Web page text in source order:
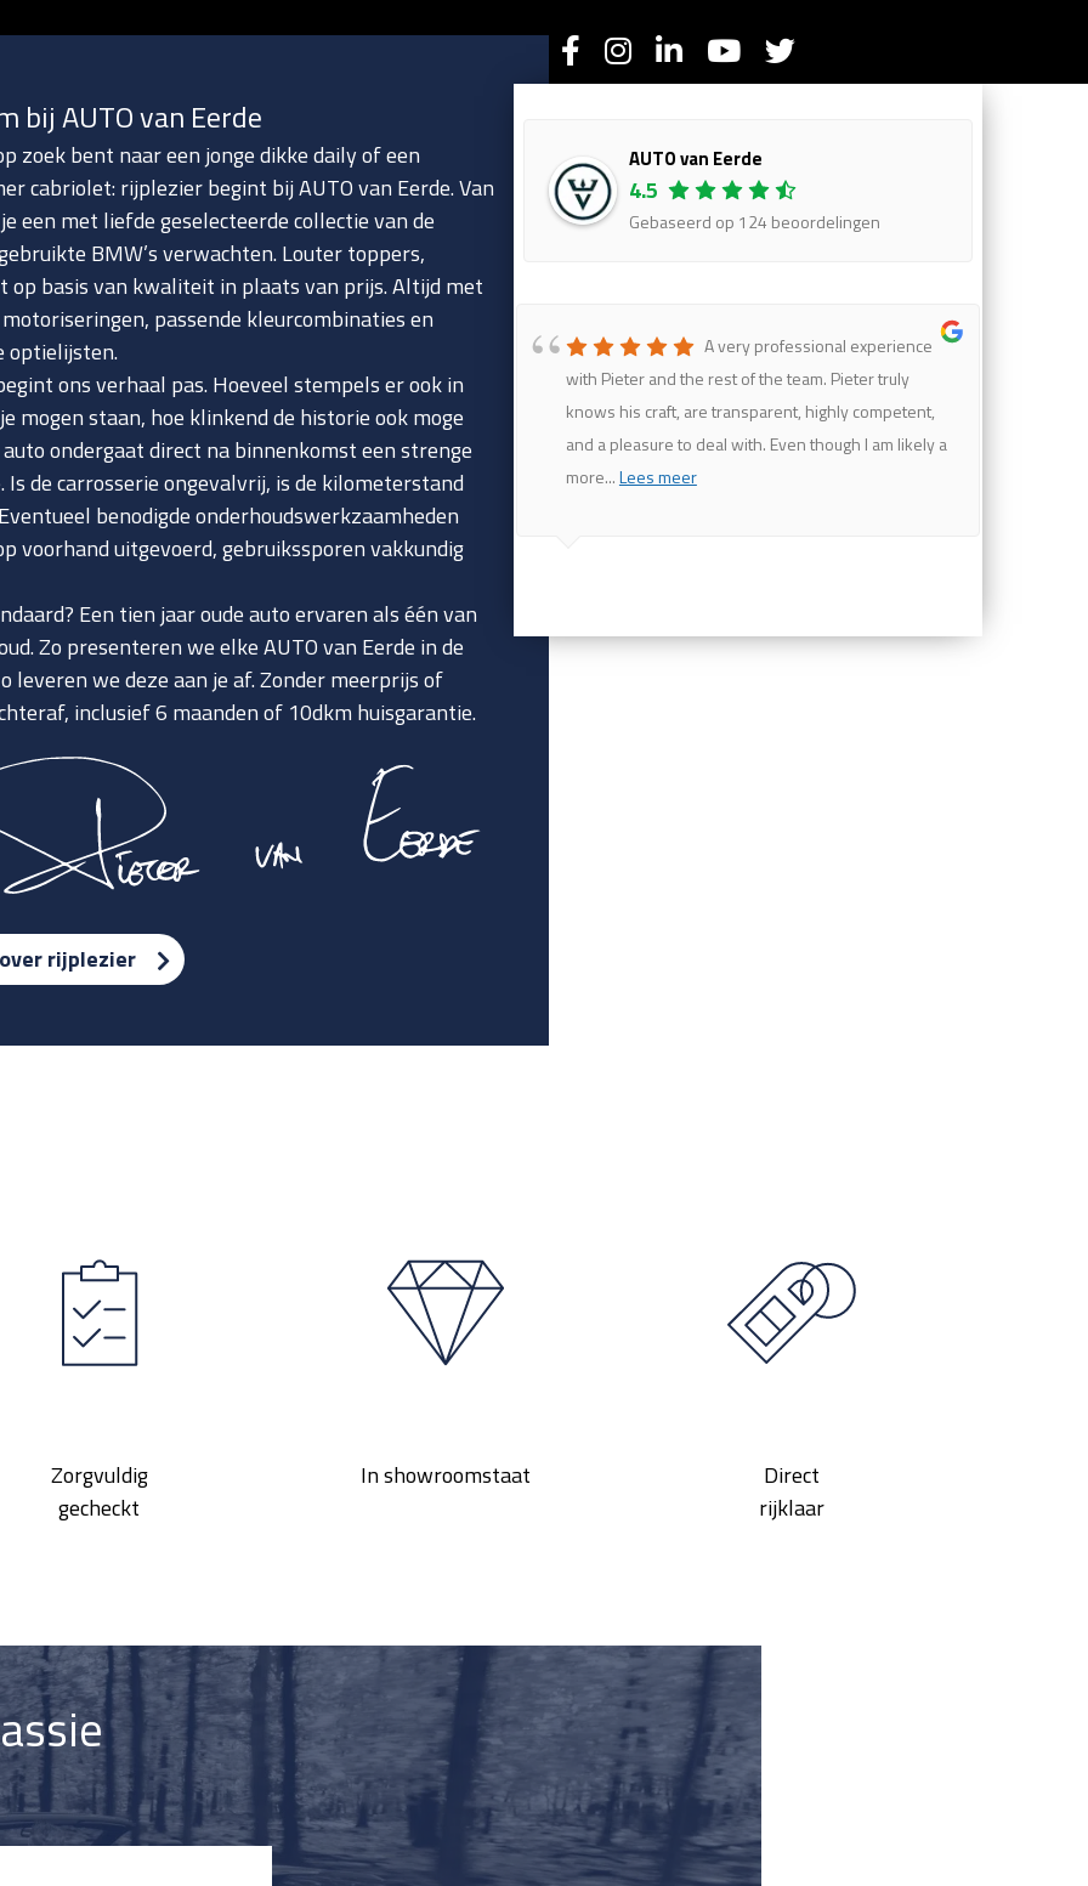
bij AUTO van Eerde
zoek bent naar een jonge dikke daily of een
cabriolet: rijplezier begint bij AUTO van Eerde. Van
een met liefde geselecteerde collectie van de
BMW’s verwachten. Louter toppers,
op basis van kwaliteit in plaats van prijs. Altijd met
passende kleurcombinaties en
optielijsten.
ons verhaal pas. Hoeveel stempels er ook in
mogen staan, hoe klinkend de historie ook moge
ondergaat direct na binnenkomst een strenge
Is de carrosserie ongevalvrij, is de kilometerstand
benodigde onderhoudswerkzaamheden
voorhand uitgevoerd, gebruikssporen vakkundig
Een tien jaar oude auto ervaren als één van
Zo presenteren we elke AUTO van Eerde in de
leveren we deze aan je af. Zonder meerprijs of
inclusief 6 maanden of 10dkm huisgarantie.
rijplezier
AUTO van Eerde
4.5
Gebaseerd op 124 beoordelingen
eigenaar en personeel. Zeer fraaie “eerlijke” auto’s.
A very professional experience
with Pieter and the rest of the team. Pieter truly
knows his craft, are transparent, highly competent,
and a pleasure to deal with. Even though I am likely a
more...Lees meer
Zorgvuldig
gecheckt
In showroomstaat
Direct
rijklaar